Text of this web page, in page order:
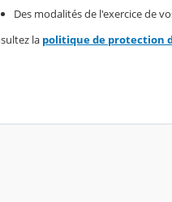
Des modalités de l'exercice de
la politique de protection